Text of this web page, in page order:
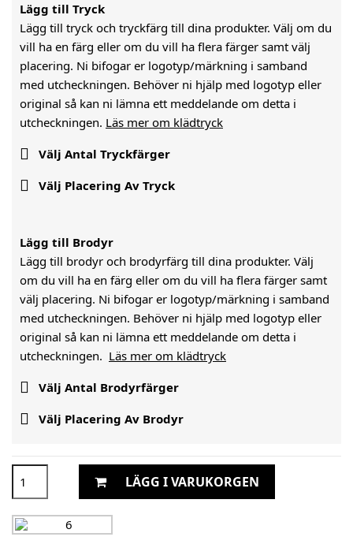
Lägg till Tryck
Lägg till tryck och tryckfärg till dina produkter. Välj om du
vill ha en färg eller om du vill ha flera färger samt välj
placering. Ni bifogar er logotyp/märkning i samband
med utcheckningen. Behöver ni hjälp med logotyp eller
original så kan ni lämna ett meddelande om detta i
utcheckningen. Läs mer om klädtryck
 Välj Antal Tryckfärger
 Välj Placering Av Tryck
Lägg till Brodyr
Lägg till brodyr och brodyrfärg till dina produkter. Välj
om du vill ha en färg eller om du vill ha flera färger samt
välj placering. Ni bifogar er logotyp/märkning i samband
med utcheckningen. Behöver ni hjälp med logotyp eller
original så kan ni lämna ett meddelande om detta i
utcheckningen. Läs mer om klädtryck
 Välj Antal Brodyrfärger
 Välj Placering Av Brodyr
LÄGG I VARUKORGEN